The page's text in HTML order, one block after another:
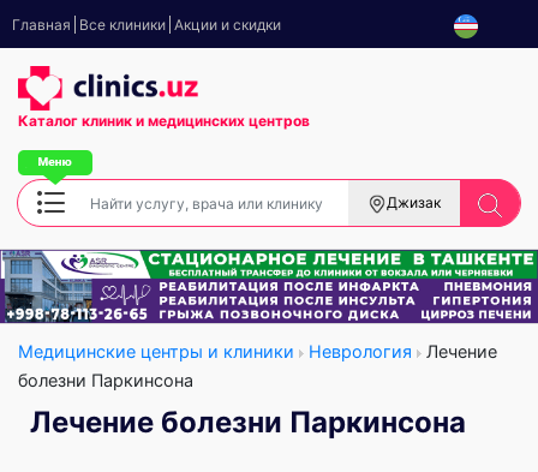
Главная Все клиники Акции и скидки
Каталог клиник и медицинских центров
Джизак
Медицинские центры и клиники Неврология
Лечение
болезни Паркинсона
Лечение болезни Паркинсона